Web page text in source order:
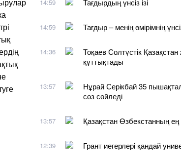
14:59 Тағдырдың үнсіз ізі
14:59 Тағдыр – менің өмірімнің
14:36
Тоқаев Солтүстік
құттықтады
13:57
Нұрай Серікбай 35
сөз сөйледі
13:57 Қазақстан Өзбекстанның ең
12:39 Грант иегерлері қандай